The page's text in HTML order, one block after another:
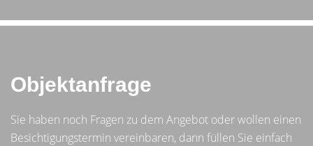
Objektanfrage
Sie haben noch Fragen zu dem Angebot oder wollen einen
Besichtigungstermin vereinbaren, dann füllen Sie einfach